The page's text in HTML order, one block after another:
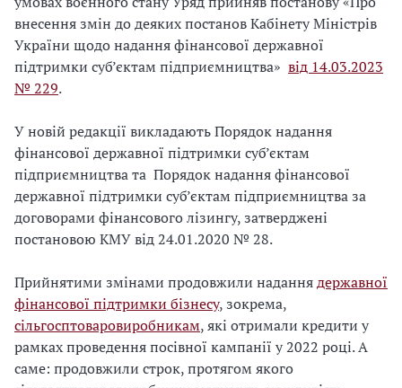
внесення змін до деяких постанов Кабінету Міністрів
України щодо надання фінансової державної
підтримки суб’єктам підприємництва» від 14.03.2023
№ 229.
У новій редакції викладають Порядок надання
фінансової державної підтримки суб’єктам
підприємництва та Порядок надання фінансової
державної підтримки суб’єктам підприємництва за
договорами фінансового лізингу, затверджені
постановою КМУ від 24.01.2020 № 28.
Прийнятими змінами продовжили наданнядержавної
фінансової підтримки бізнесу, зокрема,
сільгосптоваровиробникам, які отримали кредити у
рамках проведення посівної кампанії у 2022 році. А
саме: продовжили строк, протягом якого